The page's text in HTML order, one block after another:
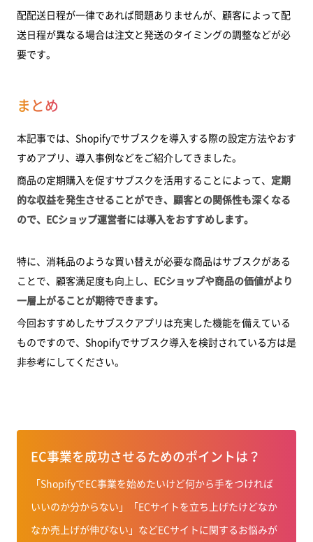
配配送日程が一律であれば問題ありませんが、顧客によって配
送日程が異なる場合は注文と発送のタイミングの調整などが必
要です。
まとめ
本記事では、Shopifyでサブスクを導入する際の設定方法やおす
すめアプリ、導入事例などをご紹介してきました。
商品の定期購入を促すサブスクを活用することによって、 定期
的な収益を発生させることができ、顧客との関係性も深くなる
ので、ECショップ運営者には導入をおすすめします。
特に、消耗品のような買い替えが必要な商品はサブスクがある
ことで、顧客満足度も向上し、 ECショップや商品の価値がより
一層上がることが期待できます。
今回おすすめしたサブスクアプリは充実した機能を備えている
ものですので、Shopifyでサブスク導入を検討されている方は是
非参考にしてください。
EC事業を成功させるためのポイントは？
「ShopifyでEC事業を始めたいけど何から手をつければ
いいのか分からない」「ECサイトを立ち上げたけどなか
なか売上げが伸びない」などECサイトに関するお悩みが